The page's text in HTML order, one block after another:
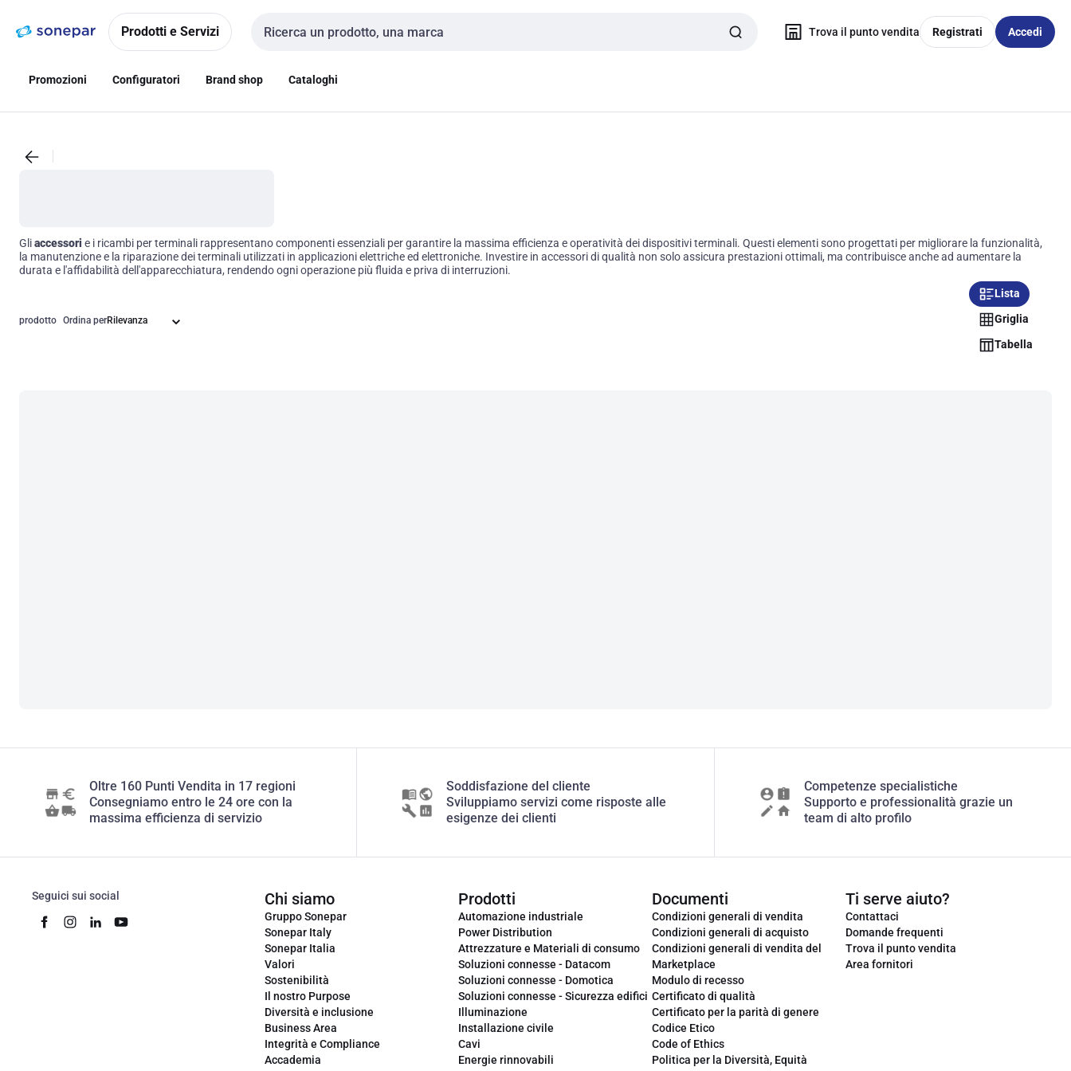
navigazionealla
Prodotti e Servizi
Cerca input
Trova il punto vendita Registrati Accedi
Promozioni Configuratori Brand shop Cataloghi
Gliaccessori e i ricambi per terminali rappresentano componenti essenziali per garantire la massima efficienza e operatività dei dispositivi terminali. Questi elementi sono progettati per migliorare la funzionalità,
la manutenzione e la riparazione dei terminali utilizzati in applicazioni elettriche ed elettroniche. Investire in accessori di qualità non solo assicura prestazioni ottimali, ma contribuisce anche ad aumentare la
durata e l'affidabilità dell'apparecchiatura, rendendo ogni operazione più fluida e priva di interruzioni.
prodotto Ordina per
Lista
Griglia
Tabella
Oltre 160 Punti Vendita in 17 regioni
Consegniamo entro le 24 ore con la
massima efficienza di servizio
Soddisfazione del cliente
Sviluppiamo servizi come risposte alle
esigenze dei clienti
Competenze specialistiche
Supporto e professionalità grazie un
team di alto profilo
Seguici sui social Chi siamo
Gruppo Sonepar
Sonepar Italy
Sonepar Italia
Valori
Sostenibilità
Il nostro Purpose
Diversità e inclusione
Business Area
Integrità e Compliance
Accademia
Prodotti
Automazione industriale
Power Distribution
Attrezzature e Materiali di consumo
Soluzioni connesse - Datacom
Soluzioni connesse - Domotica
Soluzioni connesse - Sicurezza edifici
Illuminazione
Installazione civile
Cavi
Energie rinnovabili
Documenti
Condizioni generali di vendita
Condizioni generali di acquisto
Condizioni generali di vendita del
Marketplace
Modulo di recesso
Certificato di qualità
Certificato per la parità di genere
Codice Etico
Code of Ethics
Politica per la Diversità, Equità
Ti serve aiuto?
Contattaci
Domande frequenti
Trova il punto vendita
Area fornitori